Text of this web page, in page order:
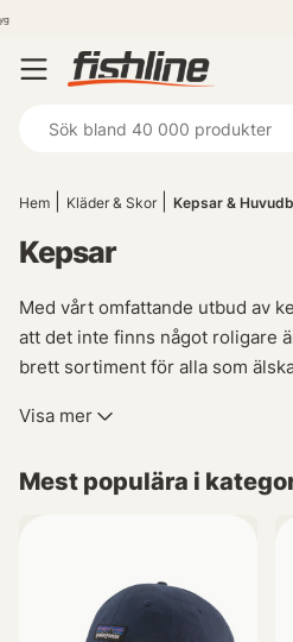
Hem Kläder & Skor Kepsar &
Kepsar
Med vårt omfattande utbud av
att det inte finns något roligare
brett sortiment för alla som
modellen som passar dig bäst.
favoritmärke samtidigt som de
Visa mer
Mest populära i